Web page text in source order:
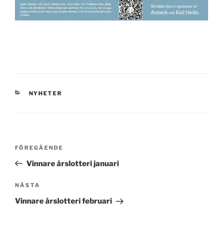
KATEGORIER
NYHETER
Inläggsnavigering
Föregående
inlägg
FÖREGÅENDE
Vinnare årslotteri januari
Nästa
inlägg
NÄSTA
Vinnare årslotteri februari